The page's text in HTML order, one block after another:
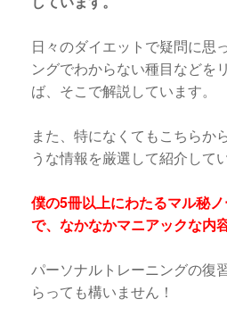
日々のダイエットで疑問に思
ングでわからない種目などを
ば、そこで解説しています。
また、特になくてもこちらか
うな情報を厳選して紹介して
僕の5冊以上にわたるマル秘
で、なかなかマニアックな内
パーソナルトレーニングの復
らっても構いません！